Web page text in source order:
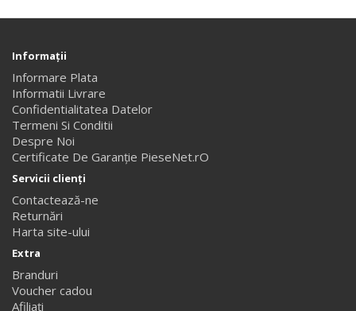
Informaţii
Informare Plata
Informatii Livrare
Confidentialitatea Datelor
Termeni Si Conditii
Despre Noi
Certificate De Garanție PieseNet.rO
Servicii clienţi
Contactează-ne
Returnări
Harta site-ului
Extra
Branduri
Voucher cadou
Afiliaţi